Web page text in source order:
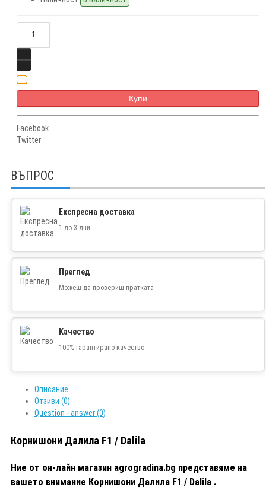
Купи
Facebook
Twitter
ВЪПРОС
Експресна доставка
1 до 3 дни
Преглед
Можеш да провериш пратката
Качество
100% гарантирано качество
Описание
Отзиви (0)
Question - answer (0)
Корнишони Далила F1 / Dalila
Ние от он-лайн магазин agrogradina.bg представяме на
вашето внимание Корнишони Далила F1 / Dalila .